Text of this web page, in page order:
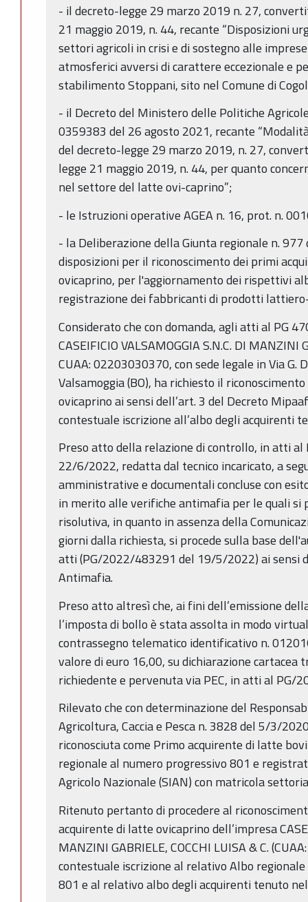
- il decreto-legge 29 marzo 2019 n. 27,
21 maggio 2019, n. 44, recante “Disposizioni
settori agricoli in crisi e di sostegno alle
atmosferici avversi di carattere eccezionale e
stabilimento Stoppani, sito nel Comune di
- il Decreto del Ministero delle Politiche
0359383 del 26 agosto 2021, recante
del decreto-legge 29 marzo 2019, n. 27,
legge 21 maggio 2019, n. 44, per quanto
nel settore del latte ovi-caprino”;
- le Istruzioni operative AGEA n. 16, prot. n.
- la Deliberazione della Giunta regionale n.
disposizioni per il riconoscimento dei primi
ovicaprino, per l'aggiornamento dei rispettivi
registrazione dei fabbricanti di prodotti
Considerato che con domanda, agli atti al PG
CASEIFICIO VALSAMOGGIA S.N.C. DI MANZINI
CUAA: 02203030370, con sede legale in Via G.
Valsamoggia (BO), ha richiesto il
ovicaprino ai sensi dell’art. 3 del Decreto
contestuale iscrizione all’albo degli acquirenti
Preso atto della relazione di controllo, in atti
22/6/2022, redatta dal tecnico incaricato, a
amministrative e documentali concluse con
in merito alle verifiche antimafia per le quali si
risolutiva, in quanto in assenza della
giorni dalla richiesta, si procede sulla base
atti (PG/2022/483291 del 19/5/2022) ai sensi
Antimafia.
Preso atto altresì che, ai fini dell’emissione
l’imposta di bollo è stata assolta in modo
contrassegno telematico identificativo n.
valore di euro 16,00, su dichiarazione
richiedente e pervenuta via PEC, in atti al
Rilevato che con determinazione del
Agricoltura, Caccia e Pesca n. 3828 del 5/3/
riconosciuta come Primo acquirente di latte
regionale al numero progressivo 801 e
Agricolo Nazionale (SIAN) con matricola
Ritenuto pertanto di procedere al
acquirente di latte ovicaprino dell’impresa
MANZINI GABRIELE, COCCHI LUISA & C.
contestuale iscrizione al relativo Albo
801 e al relativo albo degli acquirenti tenuto